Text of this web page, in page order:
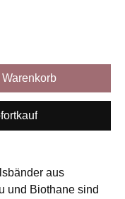
Warenkorb
aus
und Biothane sind